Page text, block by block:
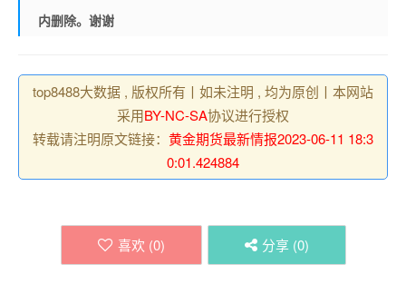
内删除。谢谢
top8488大数据 , 版权所有丨如未注明 , 均为原创丨本网站
采用BY-NC-SA协议进行授权
转载请注明原文链接： 黄金期货最新情报2023-06-11 18:3
0:01.424884
喜欢 (0) 分享 (0)